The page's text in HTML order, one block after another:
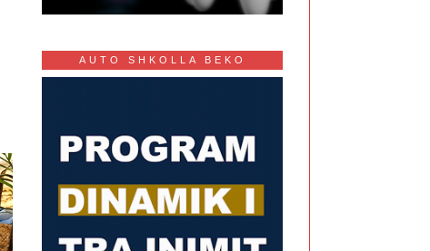
AUTO SHKOLLA BEKO